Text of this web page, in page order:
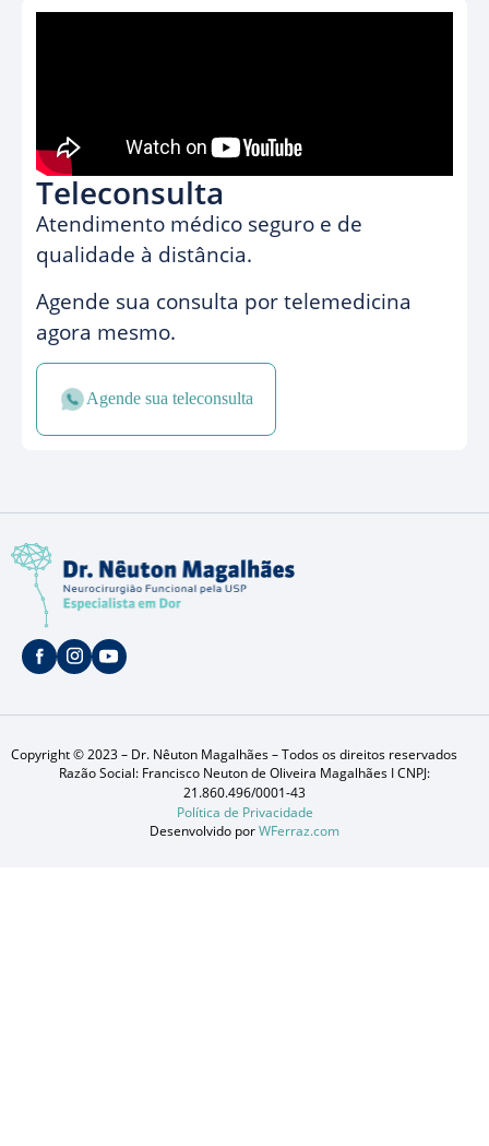
Teleconsulta
Atendimento médico seguro e de
qualidade à distância.
Agende sua consulta por telemedicina
agora mesmo.
Agende sua teleconsulta
Copyright © 2023 – Dr. Nêuton Magalhães – Todos os direitos reservados
Razão Social: Francisco Neuton de Oliveira Magalhães I CNPJ:
21.860.496/0001-43
Política de Privacidade
Desenvolvido porWFerraz.com